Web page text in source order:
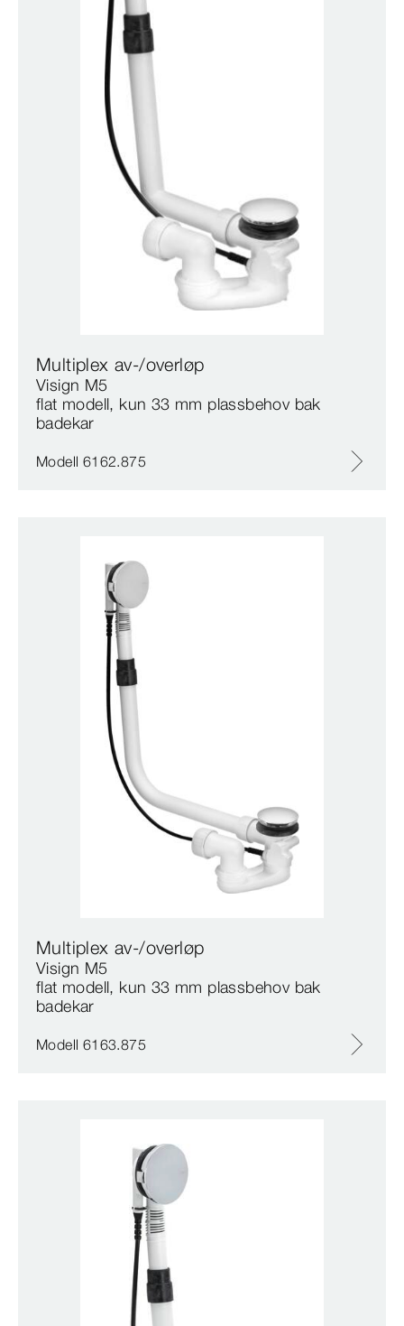
Multiplex av-/overløp
Visign M5
flat modell, kun 33 mm plassbehov bak
badekar
Modell 6162.875
Multiplex av-/overløp
Visign M5
flat modell, kun 33 mm plassbehov bak
badekar
Modell 6163.875